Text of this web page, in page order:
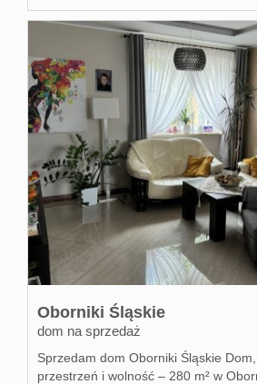
Oborniki Śląskie
dom na sprzedaż
Sprzedam dom Oborniki Śląskie
przestrzeń i wolność – 280 m² w